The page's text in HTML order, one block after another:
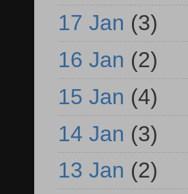
17 Jan (3)
16 Jan (2)
15 Jan (4)
14 Jan (3)
13 Jan (2)